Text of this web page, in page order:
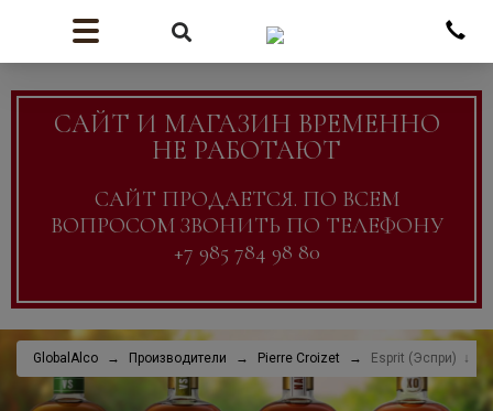
САЙТ И МАГАЗИН ВРЕМЕННО
НЕ РАБОТАЮТ
САЙТ ПРОДАЕТСЯ. ПО ВСЕМ
ВОПРОСОМ ЗВОНИТЬ ПО ТЕЛЕФОНУ
+7 985 784 98 80
GlobalAlco Производители Pierre Croizet Esprit (Эспри)